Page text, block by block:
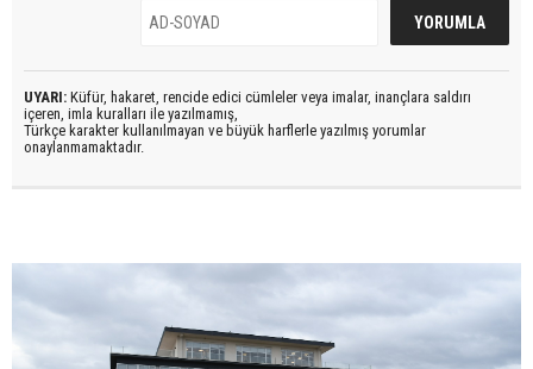
UYARI: Küfür, hakaret, rencide edici cümleler veya imalar, inançlara saldırı
içeren, imla kuralları ile yazılmamış,
Türkçe karakter kullanılmayan ve büyük harflerle yazılmış yorumlar
onaylanmamaktadır.